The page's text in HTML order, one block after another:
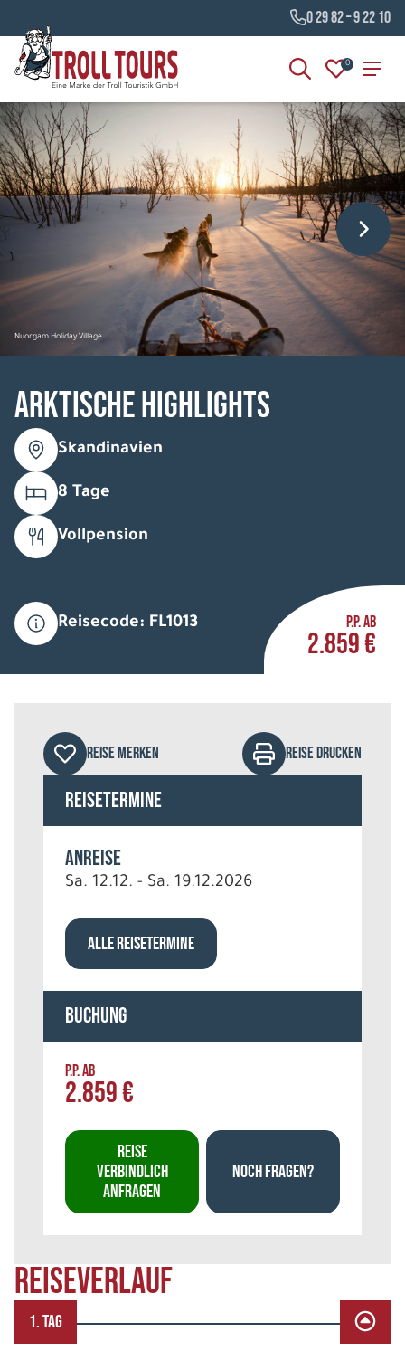
0 29 82 – 9 22 10
0
Nuorgam Holiday Village
Arktische Highlights
Skandinavien
8 Tage
Vollpension
Reisecode: FL1013 P.P. AB
2.859 €
REISEVERLAUF
1. TAG
REISE MERKEN REISE DRUCKEN
Reisetermine
Anreise
Sa. 12.12. - Sa. 19.12.2026
ALLE REISETERMINE
Buchung
P.P. AB
2.859 €
REISE
VERBINDLICH
ANFRAGEN
NOCH FRAGEN?